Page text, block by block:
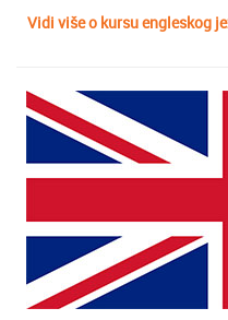
Vidi više o kursu engleskog